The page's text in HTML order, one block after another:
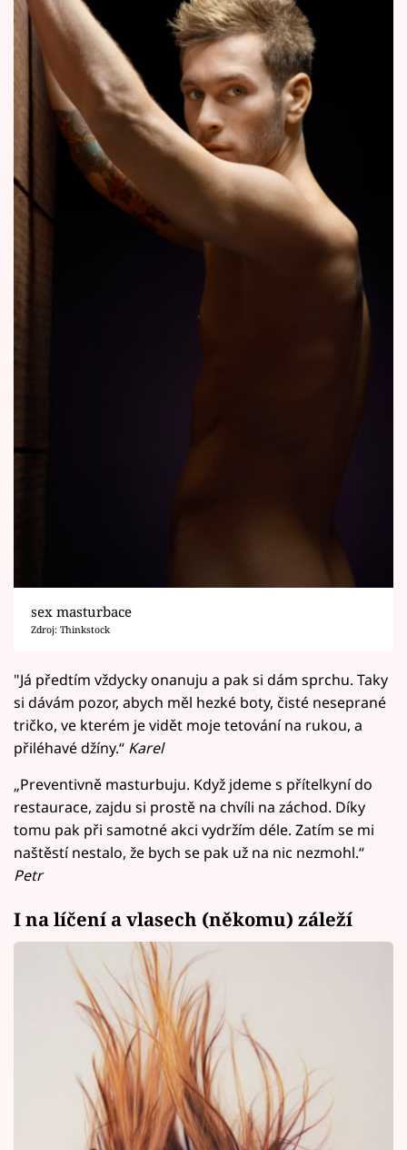
sex masturbace
Zdroj: Thinkstock
"Já předtím vždycky onanuju a pak si dám sprchu. Taky
si dávám pozor, abych měl hezké boty, čisté neseprané
tričko, ve kterém je vidět moje tetování na rukou, a
přiléhavé džíny.“ Karel
„Preventivně masturbuju. Když jdeme s přítelkyní do
restaurace, zajdu si prostě na chvíli na záchod. Díky
tomu pak při samotné akci vydržím déle. Zatím se mi
naštěstí nestalo, že bych se pak už na nic nezmohl.“
Petr
I na líčení a vlasech (někomu) záleží